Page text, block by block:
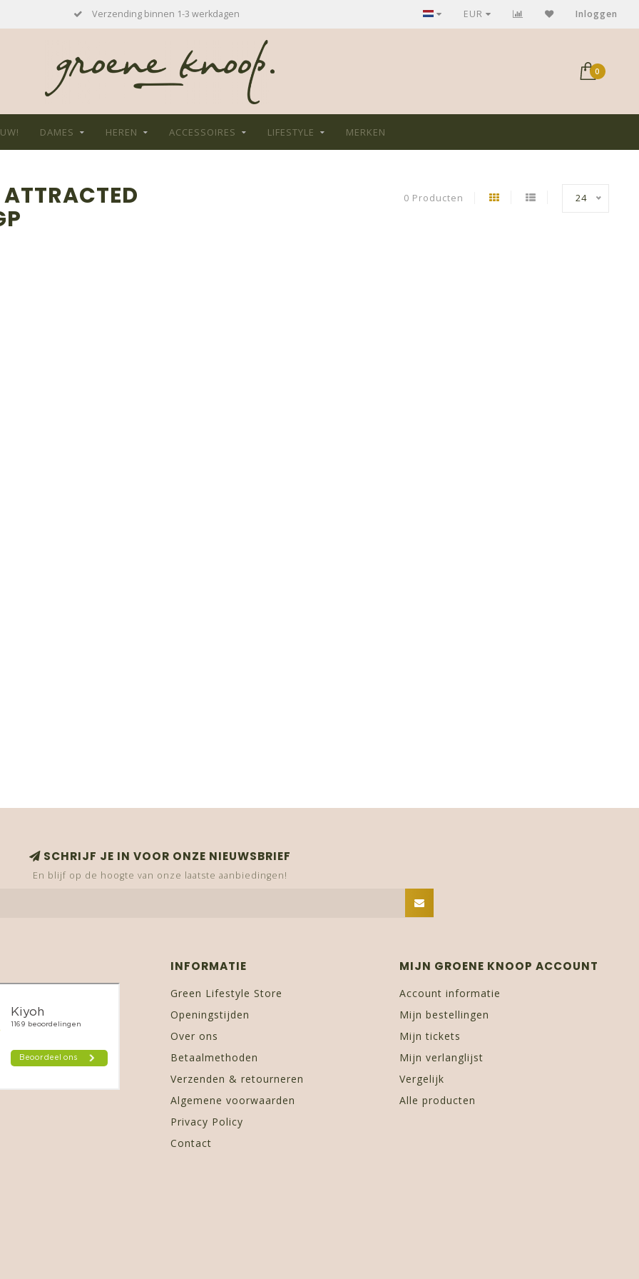
Verzending binnen 1-3 werkdagen GRATIS verzending bij aankoop > €75,-
EUR Inloggen
0
DAMES HEREN ACCESSOIRES LIFESTYLE MERKEN
0 Producten 24
SCHRIJF JE IN VOOR ONZE NIEUWSBRIEF
En blijf op de hoogte van onze laatste aanbiedingen!
INFORMATIE
Green Lifestyle Store
Openingstijden
Over ons
Betaalmethoden
Verzenden & retourneren
Algemene voorwaarden
Privacy Policy
Contact
MIJN GROENE KNOOP ACCOUNT
Account informatie
Mijn bestellingen
Mijn tickets
Mijn verlanglijst
Vergelijk
Alle producten